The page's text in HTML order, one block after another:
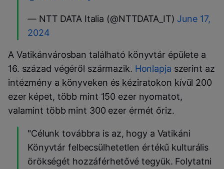
— NTT DATA Italia (@NTTDATA_IT) June 17,
2024
A Vatikánvárosban található könyvtár épülete a
16. század végéről származik. Honlapja szerint az
intézmény a könyveken és kéziratokon kívül 200
ezer képet, több mint 150 ezer nyomatot,
valamint több mint 300 ezer érmét őriz.
"Célunk továbbra is az, hogy a Vatikáni
Könyvtár felbecsülhetetlen értékű kulturális
örökségét hozzáférhetővé tegyük. Folytatni